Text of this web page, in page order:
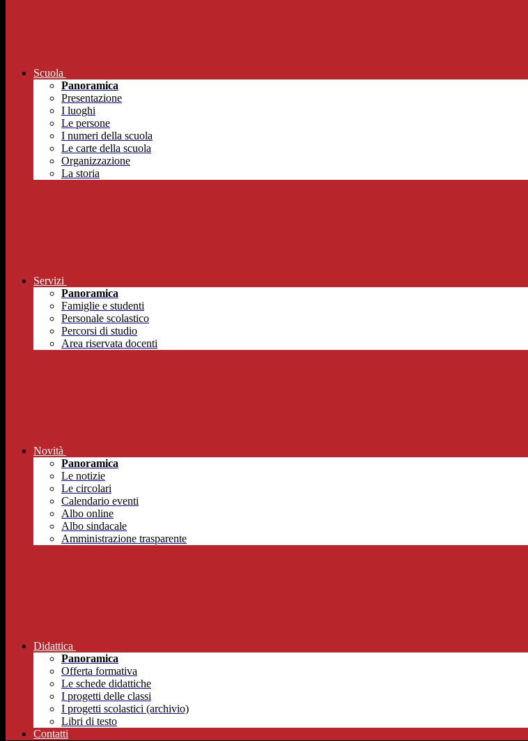
Scuola
Panoramica
Presentazione
I luoghi
Le persone
I numeri della scuola
Le carte della scuola
Organizzazione
La storia
Servizi
Panoramica
Famiglie e studenti
Personale scolastico
Percorsi di studio
Area riservata docenti
Novità
Panoramica
Le notizie
Le circolari
Calendario eventi
Albo online
Albo sindacale
Amministrazione trasparente
Didattica
Panoramica
Offerta formativa
Le schede didattiche
I progetti delle classi
I progetti scolastici (archivio)
Libri di testo
Contatti